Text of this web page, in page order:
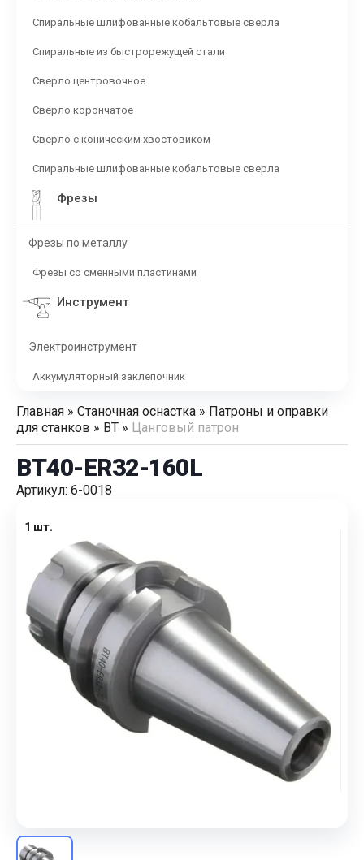
Спиральные шлифованные кобальтовые сверла
Спиральные из быстрорежущей стали
Сверло центровочное
Сверло корончатое
Сверло с коническим хвостовиком
Спиральные шлифованные кобальтовые сверла
Фрезы
Фрезы по металлу
Фрезы со сменными пластинами
Инструмент
Электроинструмент
Аккумуляторный заклепочник
Главная » Станочная оснастка » Патроны и оправки
для станков » BT » Цанговый патрон
BT40-ER32-160L
Артикул: 6-0018
1 шт.